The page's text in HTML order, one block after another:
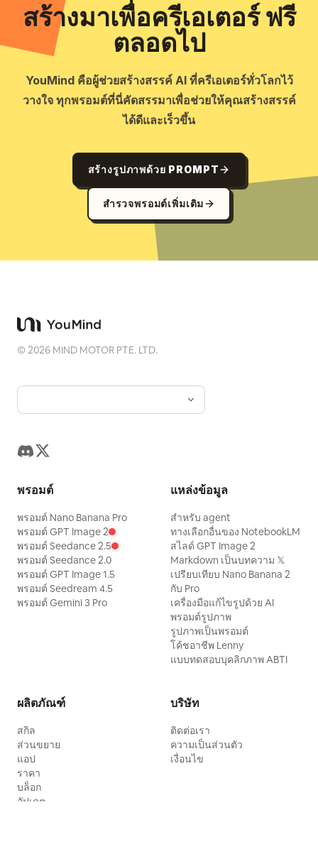
สร้างมาเพื่อครีเอเตอร์ ฟรี
ตลอดไป
YouMind คือผู้ช่วยสร้างสรรค์ AI ที่ครีเอเตอร์ทั่วโลกไว้
วางใจ ทุกพรอมต์ที่นี่คัดสรรมาเพื่อช่วยให้คุณสร้างสรรค์
ได้ดีและเร็วขึ้น
สร้างรูปภาพด้วย PROMPT
สำรวจพรอมต์เพิ่มเติม
©2026 MIND MOTOR PTE. LTD.
พรอมต์
พรอมต์ Nano Banana Pro
พรอมต์ GPT Image 2
พรอมต์ Seedance 2.5
พรอมต์ Seedance 2.0
พรอมต์ GPT Image 1.5
พรอมต์ Seedream 4.5
พรอมต์ Gemini 3 Pro
แหล่งข้อมูล
สำหรับ agent
ทางเลือกอื่นของ NotebookLM
สไลด์ GPT Image 2
Markdown เป็นบทความ 𝕏
เปรียบเทียบ Nano Banana 2
กับ Pro
เครื่องมือแก้ไขรูปด้วย AI
พรอมต์รูปภาพ
รูปภาพเป็นพรอมต์
โค้ชอาชีพ Lenny
แบบทดสอบบุคลิกภาพ ABTI
ผลิตภัณฑ์
สกิล
ส่วนขยาย
แอป
ราคา
บล็อก
อัปเดต
บริษัท
ติดต่อเรา
ความเป็นส่วนตัว
เงื่อนไข